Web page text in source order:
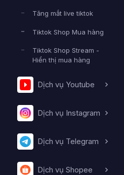
Tăng mắt live tiktok
Tiktok Shop Mua hàng
Tiktok Shop Stream -
Hiển thị mua hàng
Dịch vụ Youtube
Dịch vụ Instagram
Dịch vụ Telegram
Dịch vụ Shopee
Vip mắt Tiktok 15
Liên kết cần tăng
Số lượng
Tối thiểu:50- Tối đa:100000
Đặt lịch chạy. Múi giờ: Asia/